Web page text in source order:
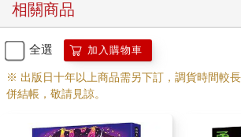
相關商品
全選 加入購物車
※ 出版日十年以上商品需另下訂，調貨時間較
併結帳，敬請見諒。